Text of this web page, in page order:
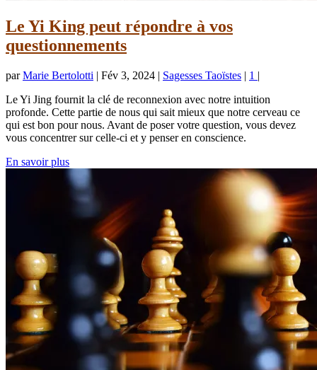
Le Yi King peut répondre à vos
questionnements
parMarie Bertolotti | Fév 3, 2024 | Sagesses Taoïstes | 1 |
Le Yi Jing fournit la clé de reconnexion avec notre intuition
profonde. Cette partie de nous qui sait mieux que notre cerveau ce
qui est bon pour nous. Avant de poser votre question, vous devez
vous concentrer sur celle-ci et y penser en conscience.
En savoir plus